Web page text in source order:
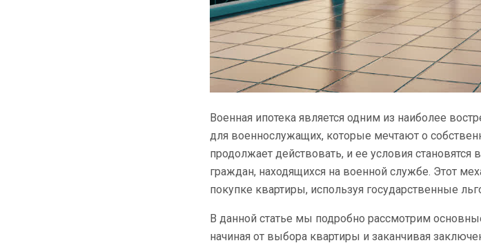
Военная ипотека является одним из наиболее
для военнослужащих, которые мечтают о
продолжает действовать, и ее условия
граждан, находящихся на военной службе. Этот
покупке квартиры, используя государственные
В данной статье мы подробно рассмотрим
начиная от выбора квартиры и заканчивая